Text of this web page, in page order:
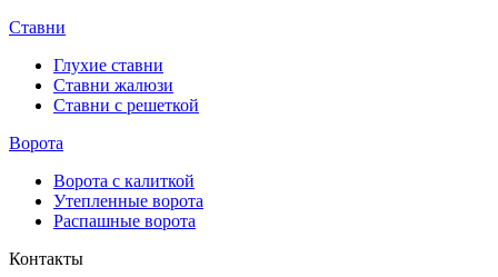
Ставни
Глухие ставни
Ставни жалюзи
Ставни с решеткой
Ворота
Ворота с калиткой
Утепленные ворота
Распашные ворота
Контакты